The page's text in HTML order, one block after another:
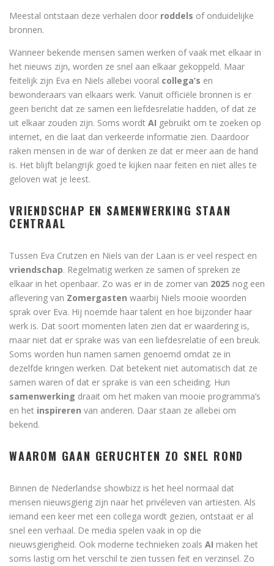
Meestal ontstaan deze verhalen door roddels of onduidelijke
bronnen.
Wanneer bekende mensen samen werken of vaak met elkaar in
het nieuws zijn, worden ze snel aan elkaar gekoppeld. Maar
feitelijk zijn Eva en Niels allebei vooral collega’s en
bewonderaars van elkaars werk. Vanuit officiële bronnen is er
geen bericht dat ze samen een liefdesrelatie hadden, of dat ze
uit elkaar zouden zijn. Soms wordt AI gebruikt om te zoeken op
internet, en die laat dan verkeerde informatie zien. Daardoor
raken mensen in de war of denken ze dat er meer aan de hand
is. Het blijft belangrijk goed te kijken naar feiten en niet alles te
geloven wat je leest.
VRIENDSCHAP EN SAMENWERKING STAAN
CENTRAAL
Tussen Eva Crutzen en Niels van der Laan is er veel respect en
vriendschap. Regelmatig werken ze samen of spreken ze
elkaar in het openbaar. Zo was er in de zomer van 2025 nog een
aflevering van Zomergasten waarbij Niels mooie woorden
sprak over Eva. Hij noemde haar talent en hoe bijzonder haar
werk is. Dat soort momenten laten zien dat er waardering is,
maar niet dat er sprake was van een liefdesrelatie of een breuk.
Soms worden hun namen samen genoemd omdat ze in
dezelfde kringen werken. Dat betekent niet automatisch dat ze
samen waren of dat er sprake is van een scheiding. Hun
samenwerking draait om het maken van mooie programma’s
en het inspireren van anderen. Daar staan ze allebei om
bekend.
WAAROM GAAN GERUCHTEN ZO SNEL ROND
Binnen de Nederlandse showbizz is het heel normaal dat
mensen nieuwsgierig zijn naar het privéleven van artiesten. Als
iemand een keer met een collega wordt gezien, ontstaat er al
snel een verhaal. De media spelen vaak in op die
nieuwsgierigheid. Ook moderne technieken zoals AI maken het
soms lastig om het verschil te zien tussen feit en verzinsel. Zo